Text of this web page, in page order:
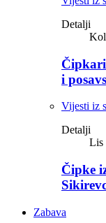
Detalji
i
Vijesti iz
Detalji
Lis
Čipke
Zabava